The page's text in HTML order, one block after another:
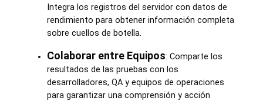
Integra los registros del servidor con datos de
rendimiento para obtener información completa
sobre cuellos de botella.
Colaborar entre Equipos: Comparte los
resultados de las pruebas con los
desarrolladores, QA y equipos de operaciones
para garantizar una comprensión y acción